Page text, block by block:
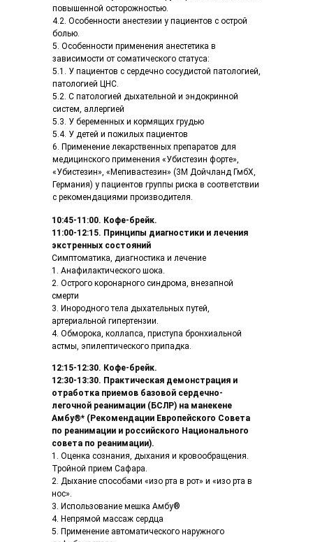
повышенной осторожностью.
4.2. Особенности анестезии у пациентов с острой
болью.
5. Особенности применения анестетика в
зависимости от соматического статуса:
5.1. У пациентов с сердечно сосудистой патологией,
патологией ЦНС.
5.2. С патологией дыхательной и эндокринной
систем, аллергией
5.3. У беременных и кормящих грудью
5.4. У детей и пожилых пациентов
6. Применение лекарственных препаратов для
медицинского применения «Убистезин форте»,
«Убистезин», «Мепивастезин» (3М Дойчланд ГмбХ,
Германия) у пациентов группы риска в соответствии
с рекомендациями производителя.
10:45-11:00. Кофе-брейк.
11:00-12:15. Принципы диагностики и лечения
экстренных состояний
Симптоматика, диагностика и лечение
1. Анафилактического шока.
2. Острого коронарного синдрома, внезапной
смерти
3. Инородного тела дыхательных путей,
артериальной гипертензии.
4. Обморока, коллапса, приступа бронхиальной
астмы, эпилептического припадка.
12:15-12:30. Кофе-брейк.
12:30-13:30. Практическая демонстрация и
отработка приемов базовой cердечно-
легочной реанимации (БСЛР) на манекене
Амбу®* (Рекомендации Европейского Совета
по реанимации и российского Национального
совета по реанимации).
1. Оценка сознания, дыхания и кровообращения.
Тройной прием Сафара.
2. Дыхание способами «изо рта в рот» и «изо рта в
нос».
3. Использование мешка Амбу®
4. Непрямой массаж сердца
5. Применение автоматического наружного